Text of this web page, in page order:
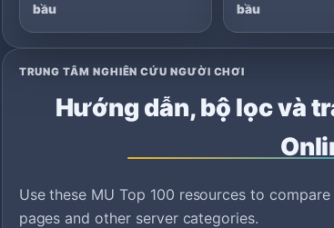
bầu
bầu
TRUNG TÂM NGHIÊN CỨU NGƯỜI CHƠI
Hướng dẫn, bộ lọc và
Use these MU Top 100 resources to
pages and other server categories.